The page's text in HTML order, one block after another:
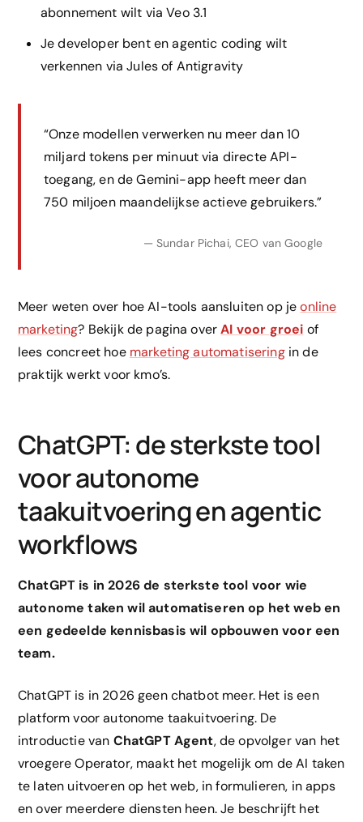
abonnement wilt via Veo 3.1
Je developer bent en agentic coding wilt
verkennen via Jules of Antigravity
“Onze modellen verwerken nu meer dan 10
miljard tokens per minuut via directe API-
toegang, en de Gemini-app heeft meer dan
750 miljoen maandelijkse actieve gebruikers.”
— Sundar Pichai, CEO van Google
Meer weten over hoe AI-tools aansluiten op jeonline
marketing? Bekijk de pagina overAI voor groei of
lees concreet hoe marketing automatiseringin de
praktijk werkt voor kmo’s.
ChatGPT: de sterkste tool
voor autonome
taakuitvoering en agentic
workflows
ChatGPT is in 2026 de sterkste tool voor wie
autonome taken wil automatiseren op het web en
een gedeelde kennisbasis wil opbouwen voor een
team.
ChatGPT is in 2026 geen chatbot meer. Het is een
platform voor autonome taakuitvoering. De
introductie van ChatGPT Agent, de opvolger van het
vroegere Operator, maakt het mogelijk om de AI taken
te laten uitvoeren op het web, in formulieren, in apps
en over meerdere diensten heen. Je beschrijft het